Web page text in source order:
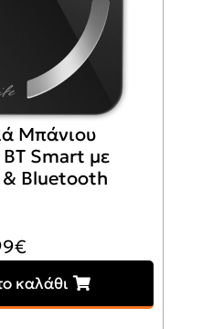
Μπάνιου
Smart με
& Bluetooth
€
καλάθι